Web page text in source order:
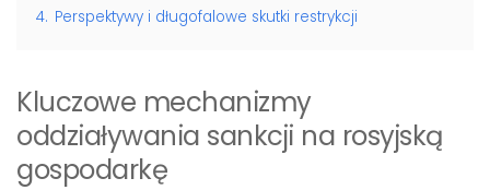
4. Perspektywy i długofalowe skutki restrykcji
Kluczowe mechanizmy
oddziaływania sankcji na rosyjską
gospodarkę